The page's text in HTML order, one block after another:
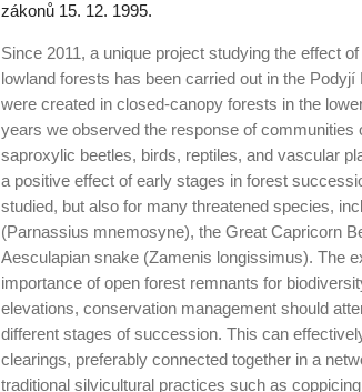
zákonů 15. 12. 1995.
Since 2011, a unique project studying the effect
lowland forests has been carried out in the
were created in closed-canopy forests in the
years we observed the response of
saproxylic beetles, birds, reptiles, and vascular
a positive effect of early stages in forest
studied, but also for many threa­tened species,
(Parnassius mnemosyne), the Great Capricorn
Aesculapian snake (Zamenis longissimus). The
importance of open forest remnants for
elevations, conservation management should
different stages of succession. This can
clearings, preferably connected together in a
traditional silvicultural practices such as